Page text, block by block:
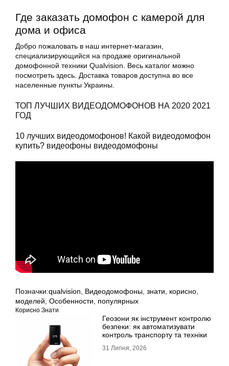
Где заказать домофон с камерой для
дома и офиса
Добро пожаловать в наш интернет-магазин,
специализирующийся на продаже оригинальной
домофонной техники Qualvision. Весь каталог можно
посмотреть здесь. Доставка товаров доступна во все
населенные пункты Украины.
ТОП ЛУЧШИХ ВИДЕОДОМОФОНОВ НА 2020 2021
ГОД
10 лучших видеодомофонов! Какой видеодомофон
купить? видеофоны видеодомофоны
Позначки:qualvision Видеодомофоны знати корисно
моделей Особенности популярных
Корисно Знати
Геозони як інструмент контролю
безпеки: як автоматизувати
контроль транспорту та техніки
31 Липня, 2026